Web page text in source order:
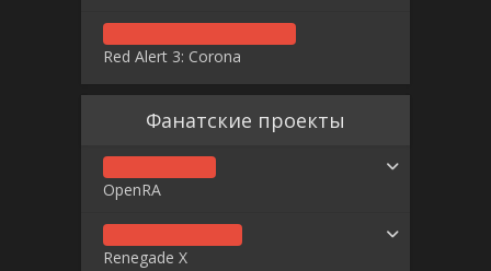
Red Alert 3: Corona
Фанатские проекты
OpenRA
Renegade X